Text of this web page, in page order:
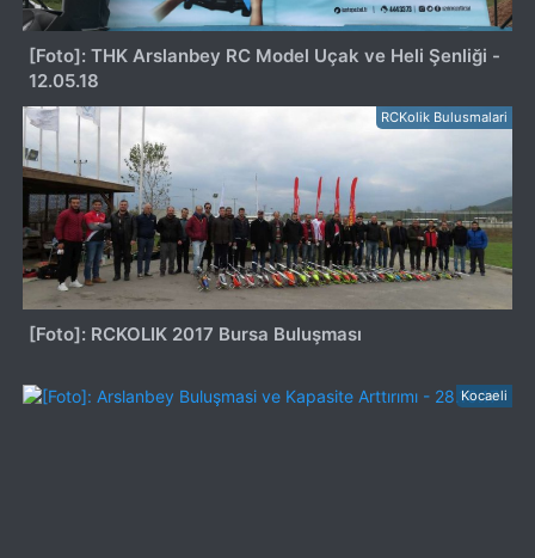
[Foto]: THK Arslanbey RC Model Uçak ve Heli Şenliği -
12.05.18
RCKolik Bulusmalari
[Foto]: RCKOLIK 2017 Bursa Buluşması
Kocaeli